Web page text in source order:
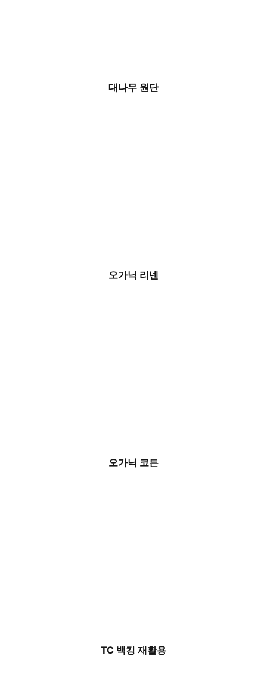
대나무 원단
오가닉 리넨
오가닉 코튼
TC 백킹 재활용